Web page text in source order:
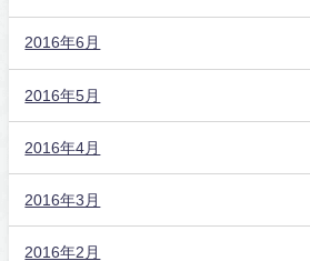
2016年6月
2016年5月
2016年4月
2016年3月
2016年2月